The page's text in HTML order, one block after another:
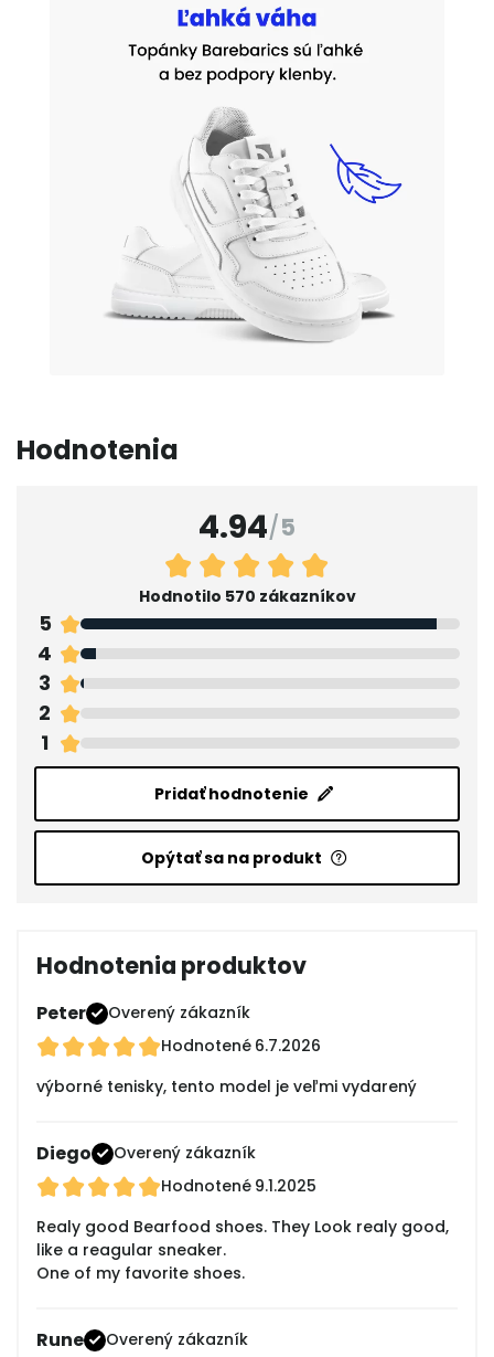
Hodnotenia
4.94/5
Hodnotilo 570 zákazníkov
5
4
3
2
1
Pridať hodnotenie
Opýtať sa na produkt
Hodnotenia produktov
Peter
Overený zákazník
Hodnotené 6.7.2026
výborné tenisky, tento model je veľmi vydarený
Diego
Overený zákazník
Hodnotené 9.1.2025
Realy good Bearfood shoes. They Look realy good,
like a reagular sneaker.
One of my favorite shoes.
Rune
Overený zákazník